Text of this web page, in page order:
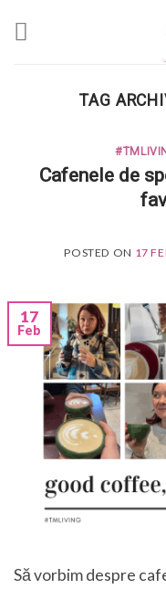
TAG
Cafenele de
POSTED ON 17
17
Feb
Să vorbim despre